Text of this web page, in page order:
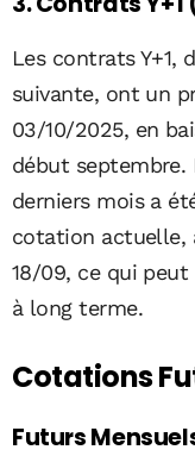
Les contrats Y+1,
suivante, ont un
03/10/2025, en
début septembre.
derniers mois a
cotation actuelle,
18/09, ce qui
à long terme.
Cotations
Futurs